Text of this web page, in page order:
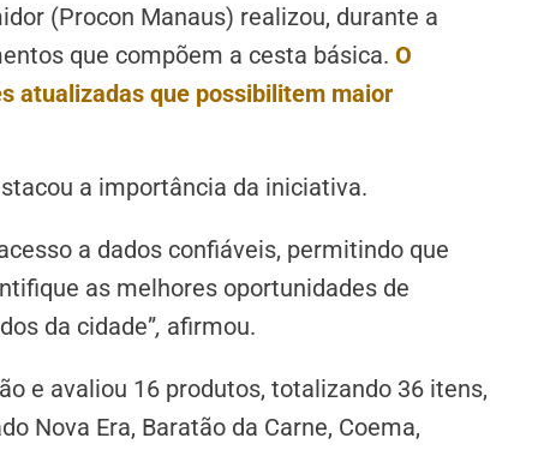
(Procon Manaus) realizou, durante a
que compõem a cesta básica. O
atualizadas que possibilitem maior
a importância da iniciativa.
a dados confiáveis, permitindo que
as melhores oportunidades de
da cidade”, afirmou.
e avaliou 16 produtos, totalizando 36 itens,
Nova Era, Baratão da Carne, Coema,